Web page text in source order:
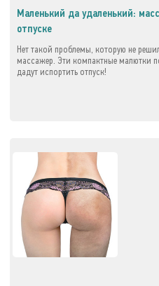
Маленький да удаленький:
отпуске
Нет такой проблемы, которую не
массажер. Эти компактные малютки
дадут испортить отпуск!